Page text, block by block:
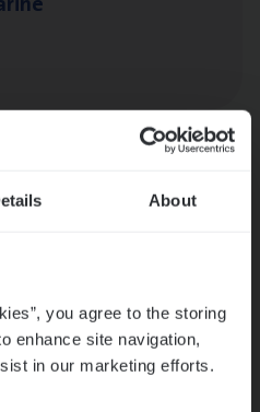
About
you agree to the storing
enhance site navigation,
in our marketing efforts.
Van­b­